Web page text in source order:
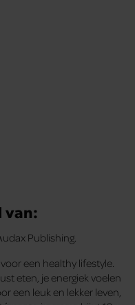
van:
Publishing.
een healthy lifestyle.
eten, je energiek voelen
een leuk en lekker leven,